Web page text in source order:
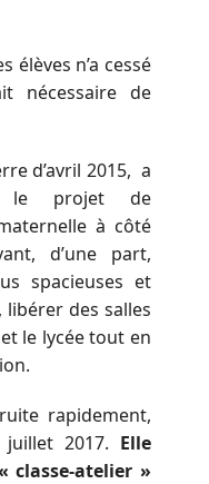
élèves n’a cessé
nécessaire de
d’avril 2015, a
le projet de
à côté
d’une part,
spacieuses et
libérer des salles
le lycée tout en
rapidement,
2017. Elle
classe-atelier »